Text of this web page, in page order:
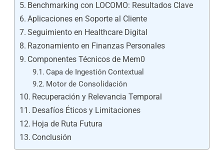
Benchmarking con LOCOMO: Resultados Clave
Aplicaciones en Soporte al Cliente
Seguimiento en Healthcare Digital
Razonamiento en Finanzas Personales
Componentes Técnicos de Mem0
Capa de Ingestión Contextual
Motor de Consolidación
Recuperación y Relevancia Temporal
Desafíos Éticos y Limitaciones
Hoja de Ruta Futura
Conclusión